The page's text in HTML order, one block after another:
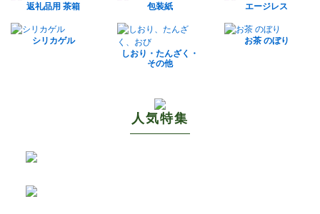
返礼品用 茶箱 包装紙 エージレス
シリカゲル
しおり・たんざく・
その他
お茶 のぼり
人気特集